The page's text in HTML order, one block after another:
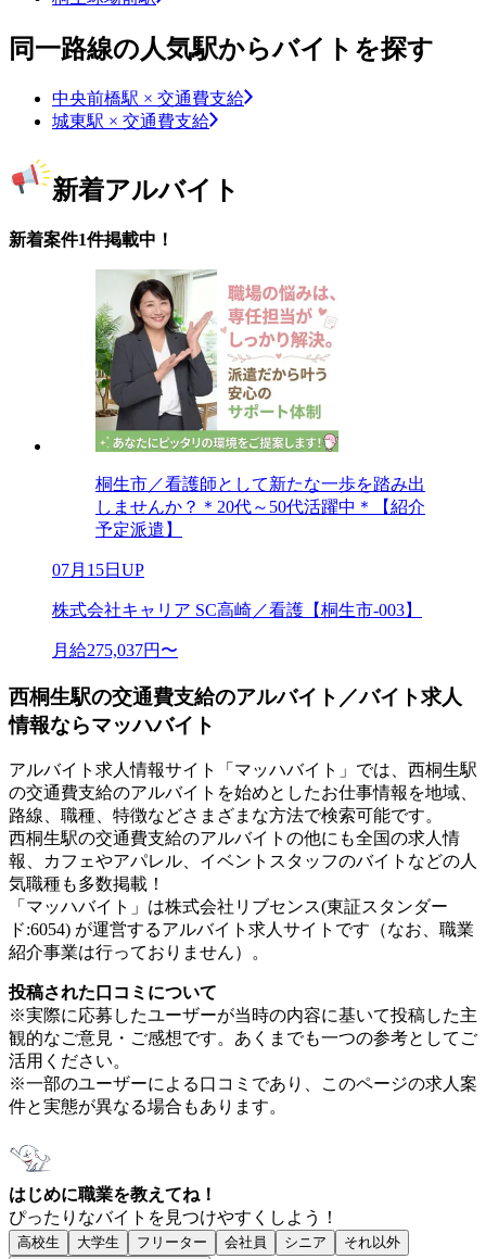
同一路線の人気駅からバイトを探す
中央前橋駅 × 交通費支給
城東駅 × 交通費支給
新着アルバイト
新着案件1件掲載中！
桐生市／看護師として新たな一歩を踏み出
しませんか？＊20代～50代活躍中＊【紹介
予定派遣】
07月15日UP
株式会社キャリア SC高崎／看護【桐生市-003】
月給275,037円〜
西桐生駅の交通費支給のアルバイト／バイト求人
情報ならマッハバイト
アルバイト求人情報サイト「マッハバイト」では、西桐生駅
の交通費支給のアルバイトを始めとしたお仕事情報を地域、
路線、職種、特徴などさまざまな方法で検索可能です。
西桐生駅の交通費支給のアルバイトの他にも全国の求人情
報、カフェやアパレル、イベントスタッフのバイトなどの人
気職種も多数掲載！
「マッハバイト」は株式会社リブセンス(東証スタンダー
ド:6054) が運営するアルバイト求人サイトです（なお、職業
紹介事業は行っておりません）。
投稿された口コミについて
※実際に応募したユーザーが当時の内容に基いて投稿した主
観的なご意見・ご感想です。あくまでも一つの参考としてご
活用ください。
※一部のユーザーによる口コミであり、このページの求人案
件と実態が異なる場合もあります。
はじめに職業を教えてね！
ぴったりなバイトを見つけやすくしよう！
高校生 大学生 フリーター 会社員 シニア
それ以外